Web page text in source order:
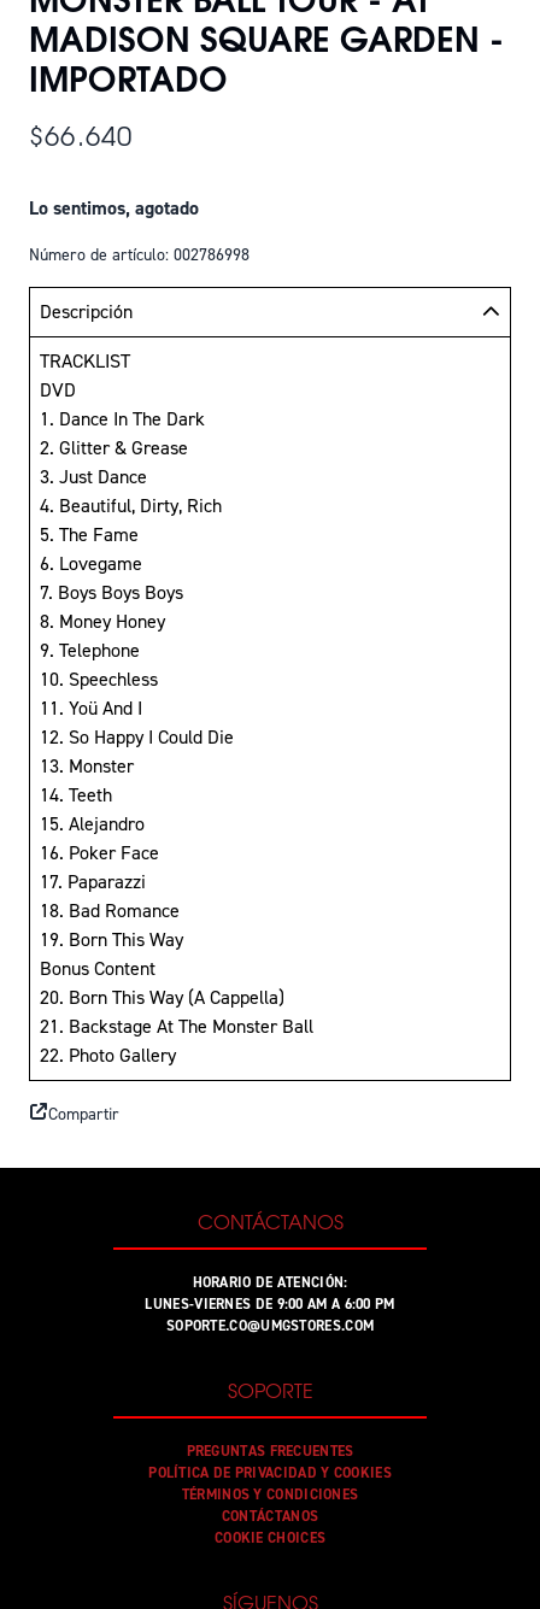
MADISON SQUARE GARDEN -
IMPORTADO
$66.640
Lo sentimos, agotado
Número de artículo: 002786998
Descripción
TRACKLIST
DVD
1. Dance In The Dark
2. Glitter & Grease
3. Just Dance
4. Beautiful, Dirty, Rich
5. The Fame
6. Lovegame
7. Boys Boys Boys
8. Money Honey
9. Telephone
10. Speechless
11. Yoü And I
12. So Happy I Could Die
13. Monster
14. Teeth
15. Alejandro
16. Poker Face
17. Paparazzi
18. Bad Romance
19. Born This Way
Bonus Content
20. Born This Way (A Cappella)
21. Backstage At The Monster Ball
22. Photo Gallery
Compartir
CONTÁCTANOS
HORARIO DE ATENCIÓN:
LUNES-VIERNES DE 9:00 AM A 6:00 PM
SOPORTE.CO@UMGSTORES.COM
SOPORTE
PREGUNTAS FRECUENTES
POLÍTICA DE PRIVACIDAD Y COOKIES
TÉRMINOS Y CONDICIONES
CONTÁCTANOS
COOKIE CHOICES
SÍGUENOS